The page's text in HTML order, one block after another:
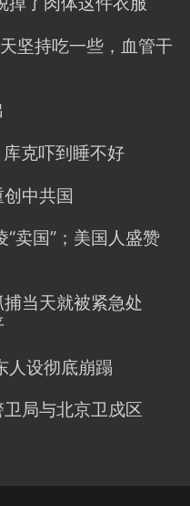
坚持吃一些，血管干
克吓到睡不好
中共国
卖国”；美国人盛赞
当天就被紧急处
人设彻底崩蹋
局与北京卫戍区